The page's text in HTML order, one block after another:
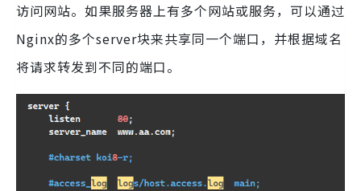
访问网站。如果服务器上有多个网站或服务，可以通过
Nginx的多个server块来共享同一个端口，并根据域名
将请求转发到不同的端口。